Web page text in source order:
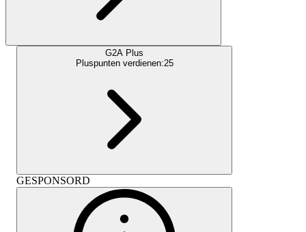
G2A Plus
Pluspunten verdienen:25
GESPONSORD